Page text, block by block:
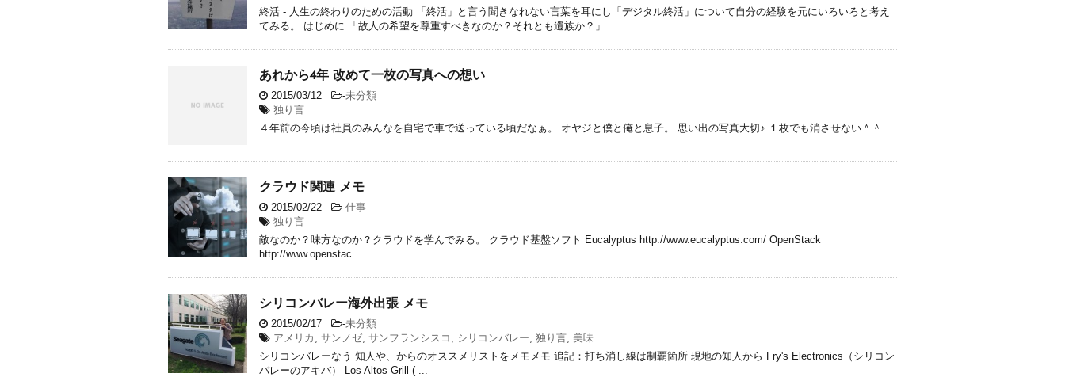
終活 - 人生の終わりのための活動 「終活」と言う聞きなれない言葉を耳にし「デジタル終活」について自分の経験を元にいろいろと考え
てみる。 はじめに 「故人の希望を尊重すべきなのか？それとも遺族か？」 ...
あれから4年 改めて一枚の写真への想い
2015/03/12 -未分類
独り言
４年前の今頃は社員のみんなを自宅で車で送っている頃だなぁ。 オヤジと僕と俺と息子。 思い出の写真大切♪ １枚でも消させない＾＾
クラウド関連 メモ
2015/02/22 -仕事
独り言
敵なのか？味方なのか？クラウドを学んでみる。 クラウド基盤ソフト Eucalyptus http://www.eucalyptus.com/ OpenStack
http://www.openstac ...
シリコンバレー海外出張 メモ
2015/02/17 -未分類
アメリカ , サンノゼ, サンフランシスコ , シリコンバレー, 独り言, 美味
シリコンバレーなう 知人や、からのオススメリストをメモメモ 追記：打ち消し線は制覇箇所 現地の知人から Fry's Electronics（シリコン
バレーのアキバ） Los Altos Grill ( ...